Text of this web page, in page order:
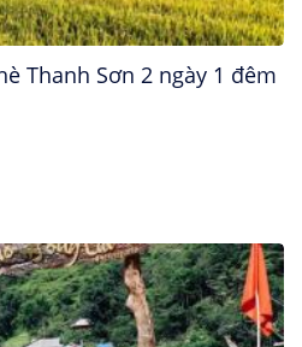
Thanh Sơn 2 ngày 1 đêm